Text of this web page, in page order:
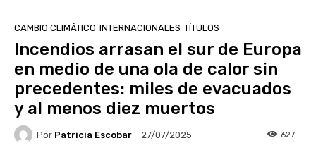
CAMBIO CLIMÁTICO INTERNACIONALES TÍTULOS
Incendios arrasan el sur de Europa
en medio de una ola de calor sin
precedentes: miles de evacuados
y al menos diez muertos
Por Patricia Escobar 27/07/2025 627